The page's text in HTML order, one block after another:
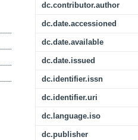
dc.contributor.author
dc.date.accessioned
dc.date.available
dc.date.issued
dc.identifier.issn
dc.identifier.uri
dc.language.iso
dc.publisher